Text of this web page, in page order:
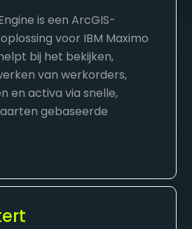
is een ArcGIS-
voor IBM Maximo
bij het bekijken,
van werkorders,
en activa via snelle,
gebaseerde